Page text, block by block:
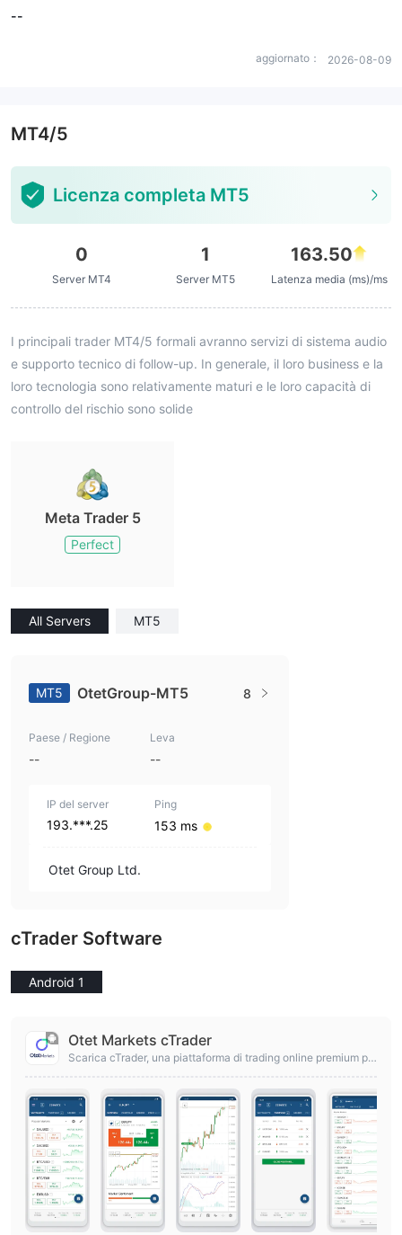
--
aggiornato： 2026-08-09
MT4/5
Licenza completa MT5
0
Server MT4
1
Server MT5
163.50
Latenza media (ms)/ms
I principali trader MT4/5 formali avranno servizi di sistema audio
e supporto tecnico di follow-up. In generale, il loro business e la
loro tecnologia sono relativamente maturi e le loro capacità di
controllo del rischio sono solide
Meta Trader 5
Perfect
All Servers MT5
MT5 OtetGroup-MT5 8
Paese / Regione
--
Leva
--
IP del server
193.***.25
Ping
153 ms
Otet Group Ltd.
cTrader Software
Android 1
Otet Markets cTrader
Scarica cTrader, una piattaforma di trading online premium pe